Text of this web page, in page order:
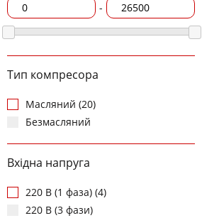
-
Тип компресора
Масляний (20)
Безмасляний
Вхідна напруга
220 В (1 фаза) (4)
220 В (3 фази)